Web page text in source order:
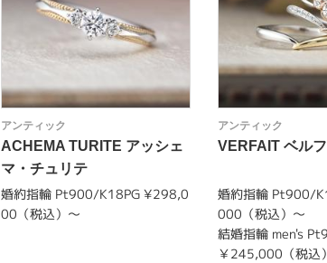
アンティック
ACHEMA TURITE アッシェ
マ・チュリテ
婚約指輪 Pt900/K18PG ¥298,0
00（税込）～
アンティック
VERFAIT ベル
婚約指輪 Pt900/
000（税込）～
結婚指輪 men's
￥245,000（税込）